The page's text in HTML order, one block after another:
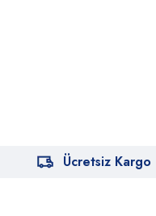
Ücretsiz Kargo